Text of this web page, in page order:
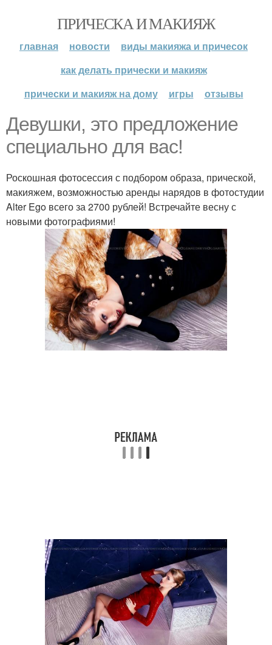
ПРИЧЕСКА И МАКИЯЖ
главная новости
виды макияжа и причесок
как делать прически и макияж
прически и макияж на дому
игры отзывы
Девушки, это предложение
специально для вас!
Роскошная фотосессия с подбором образа, прической,
макияжем, возможностью аренды нарядов в фотостудии
Alter Ego всего за 2700 рублей! Встречайте весну с
новыми фотографиями!